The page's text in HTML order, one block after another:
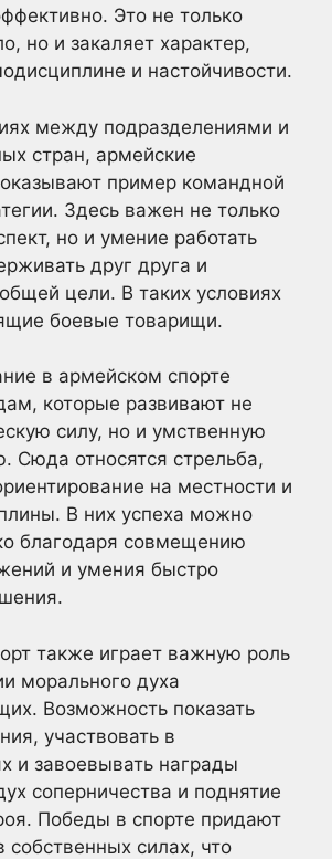
Это не только
но и закаляет характер,
и настойчивости.
между подразделениями и
стран, армейские
пример командной
Здесь важен не только
но и умение работать
друг друга и
цели. В таких условиях
боевые товарищи.
в армейском спорте
которые развивают не
силу, но и умственную
Сюда относятся стрельба,
на местности и
В них успеха можно
благодаря совмещению
и умения быстро
также играет важную роль
морального духа
Возможность показать
участвовать в
и завоевывать награды
соперничества и поднятие
Победы в спорте придают
собственных силах, что